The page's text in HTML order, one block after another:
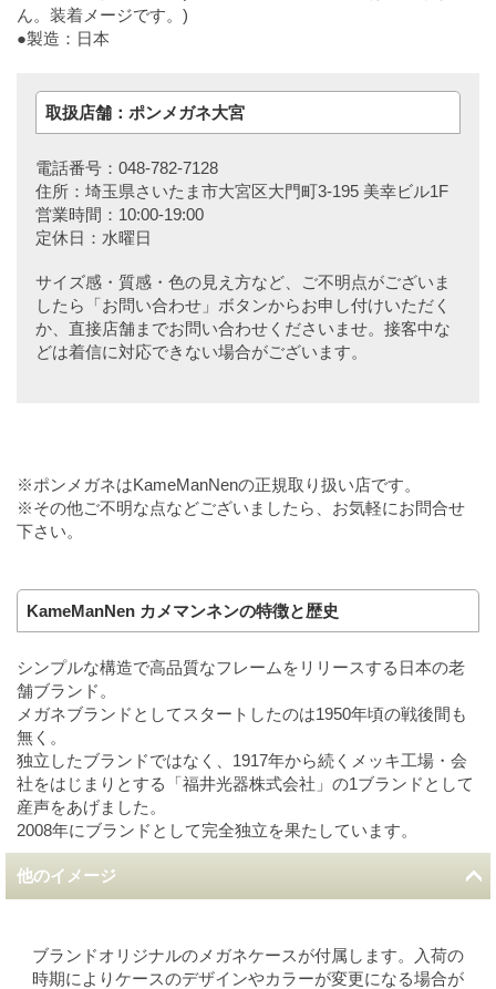
ん。装着メージです。)
●製造：日本
取扱店舗：ポンメガネ大宮
電話番号：048-782-7128
住所：埼玉県さいたま市大宮区大門町3-195 美幸ビル1F
営業時間：10:00-19:00
定休日：水曜日
サイズ感・質感・色の見え方など、ご不明点がございま
したら「お問い合わせ」ボタンからお申し付けいただく
か、直接店舗までお問い合わせくださいませ。接客中な
どは着信に対応できない場合がございます。
※ポンメガネはKameManNenの正規取り扱い店です。
※その他ご不明な点などございましたら、お気軽にお問合せ
下さい。
KameManNen カメマンネンの特徴と歴史
シンプルな構造で高品質なフレームをリリースする日本の老
舗ブランド。
メガネブランドとしてスタートしたのは1950年頃の戦後間も
無く。
独立したブランドではなく、1917年から続くメッキ工場・会
社をはじまりとする「福井光器株式会社」の1ブランドとして
産声をあげました。
2008年にブランドとして完全独立を果たしています。
他のイメージ
ブランドオリジナルのメガネケースが付属します。入荷の
時期によりケースのデザインやカラーが変更になる場合が